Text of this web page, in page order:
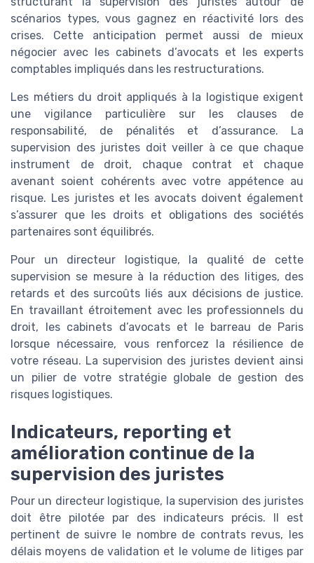
scénarios types, vous gagnez en réactivité lors des
crises. Cette anticipation permet aussi de mieux
négocier avec les cabinets d’avocats et les experts
comptables impliqués dans les restructurations.
Les métiers du droit appliqués à la logistique exigent
une vigilance particulière sur les clauses de
responsabilité, de pénalités et d’assurance. La
supervision des juristes doit veiller à ce que chaque
instrument de droit, chaque contrat et chaque
avenant soient cohérents avec votre appétence au
risque. Les juristes et les avocats doivent également
s’assurer que les droits et obligations des sociétés
partenaires sont équilibrés.
Pour un directeur logistique, la qualité de cette
supervision se mesure à la réduction des litiges, des
retards et des surcoûts liés aux décisions de justice.
En travaillant étroitement avec les professionnels du
droit, les cabinets d’avocats et le barreau de Paris
lorsque nécessaire, vous renforcez la résilience de
votre réseau. La supervision des juristes devient ainsi
un pilier de votre stratégie globale de gestion des
risques logistiques.
Indicateurs, reporting et
amélioration continue de la
supervision des juristes
Pour un directeur logistique, la supervision des juristes
doit être pilotée par des indicateurs précis. Il est
pertinent de suivre le nombre de contrats revus, les
délais moyens de validation et le volume de litiges par